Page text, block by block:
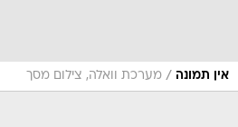
אין תמונה / מערכת וואלה, צילום מסך